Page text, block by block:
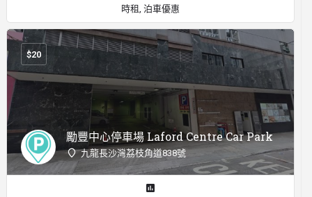
時租, 泊車優惠
勵豐中心停車場 Laford Centre Car Park
九龍長沙灣荔枝角道838號
$20